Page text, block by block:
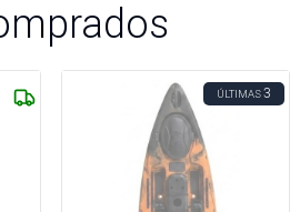
ÚLTIMAS3